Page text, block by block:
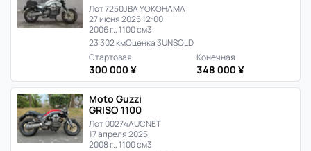
Лот 7250JBA YOKOHAMA
27 июня 2025 12:00
2006 г., 1100 см3
23 302 кмОценка 3UNSOLD
Стартовая
300 000 ¥
Конечная
348 000 ¥
Moto Guzzi
GRISO 1100
Лот 00274AUCNET
17 апреля 2025
2008 г., 1100 см3